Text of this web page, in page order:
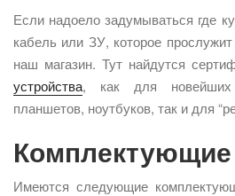
Если надоело задумываться где
кабель или ЗУ, которое
наш магазин. Тут найдутся
устройства, как для новейших
планшетов, ноутбуков, так и для
Имеются следующие